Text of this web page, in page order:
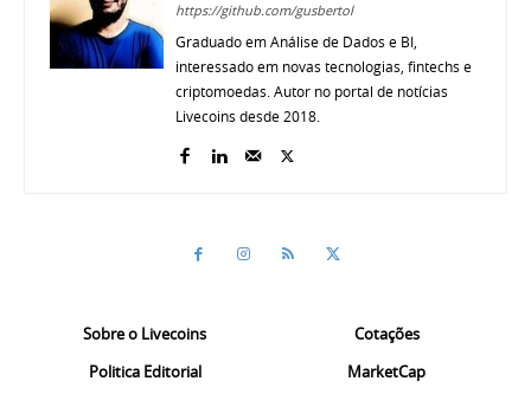
https://github.com/gusbertol
Graduado em Análise de Dados e BI,
interessado em novas tecnologias, fintechs e
criptomoedas. Autor no portal de notícias
Livecoins desde 2018.
Sobre o Livecoins
Politica Editorial
Cotações
MarketCap